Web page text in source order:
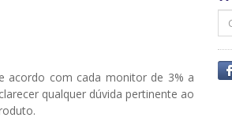
acordo com cada monitor de 3% a
qualquer dúvida pertinente ao